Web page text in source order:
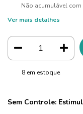
Não acumulável
Ver mais detalhes
8 em estoque
Sem Controle: